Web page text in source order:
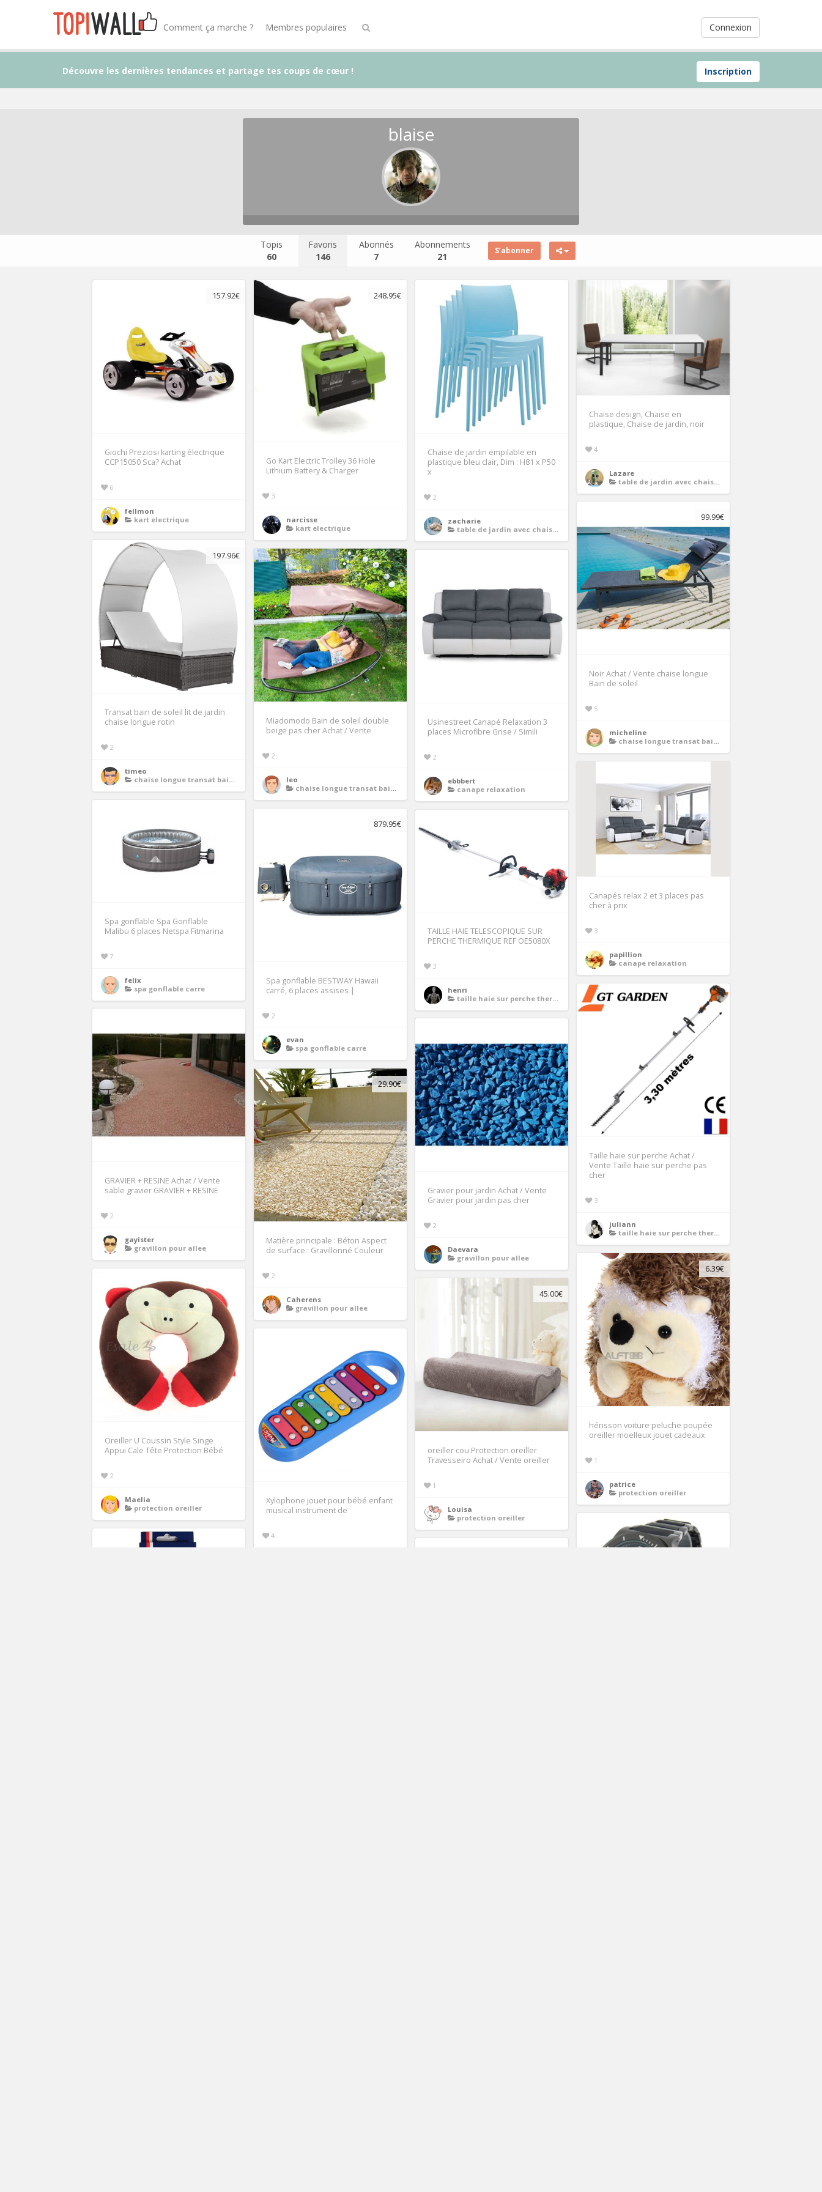
Connexion
Comment ça marche ? Membres populaires
Inscription
Découvre les dernières tendances et partage tes coups de cœur !
blaise
Topis
60
Favoris
146
Abonnés
7
Abonnements
21
S’abonner
157.92€
Giochi Preziosi karting électrique
CCP15050 Sca? Achat
6
fellmon
kart electrique
248.95€
Go Kart Electric Trolley 36 Hole
Lithium Battery & Charger
3
narcisse
kart electrique
Chaise de jardin empilable en
plastique bleu clair, Dim : H81 x P50
x
2
zacharie
table de jardin avec chaises en plastique
Chaise design, Chaise en
plastique, Chaise de jardin, noir
4
Lazare
table de jardin avec chaises en plastique
99.99€
Noir Achat / Vente chaise longue
Bain de soleil
5
micheline
chaise longue transat bain de soleil
197.96€
Transat bain de soleil lit de jardin
chaise longue rotin
2
timeo
chaise longue transat bain de soleil
Miadomodo Bain de soleil double
beige pas cher Achat / Vente
2
leo
chaise longue transat bain de soleil
Usinestreet Canapé Relaxation 3
places Microfibre Grise / Simili
2
ebbbert
canape relaxation
Canapés relax 2 et 3 places pas
cher à prix
3
papillion
canape relaxation
Spa gonflable Spa Gonflable
Malibu 6 places Netspa Fitmarina
7
felix
spa gonflable carre
879.95€
Spa gonflable BESTWAY Hawaii
carré, 6 places assises |
2
evan
spa gonflable carre
TAILLE HAIE TELESCOPIQUE SUR
PERCHE THERMIQUE REF OE5080X
3
henri
taille haie sur perche thermique
Taille haie sur perche Achat /
Vente Taille haie sur perche pas
cher
3
juliann
taille haie sur perche thermique
GRAVIER + RESINE Achat / Vente
sable gravier GRAVIER + RESINE
2
gayister
gravillon pour allee
Gravier pour jardin Achat / Vente
Gravier pour jardin pas cher
2
Daevara
gravillon pour allee
29.90€
Matière principale : Béton Aspect
de surface : Gravillonné Couleur
2
Caherens
gravillon pour allee
6.39€
hérisson voiture peluche poupée
oreiller moelleux jouet cadeaux
1
patrice
protection oreiller
Oreiller U Coussin Style Singe
Appui Cale Tête Protection Bébé
2
Maelia
protection oreiller
45.00€
oreiller cou Protection oreiller
Travesseiro Achat / Vente oreiller
1
Louisa
protection oreiller
Xylophone jouet pour bébé enfant
musical instrument de
4